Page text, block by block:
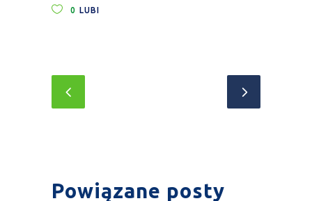
0 LUBI
Powiązane posty